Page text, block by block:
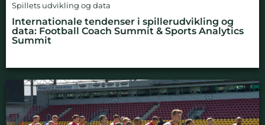
Spillets udvikling og data
Internationale tendenser i spillerudvikling og
data: Football Coach Summit & Sports Analytics
Summit